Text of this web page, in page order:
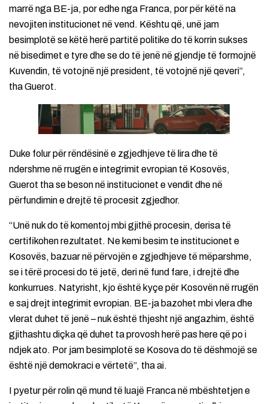
marrë nga BE-ja, por edhe nga Franca, por për këtë na
nevojiten institucionet në vend. Kështu që, unë jam
besimplotë se këtë herë partitë politike do të korrin sukses
në bisedimet e tyre dhe se do të jenë në gjendje të formojnë
Kuvendin, të votojnë një president, të votojnë një qeveri”,
tha Guerot.
Duke folur për rëndësinë e zgjedhjeve të lira dhe të
ndershme në rrugën e integrimit evropian të Kosovës,
Guerot tha se beson në institucionet e vendit dhe në
përfundimin e drejtë të procesit zgjedhor.
“Unë nuk do të komentoj mbi gjithë procesin, derisa të
certifikohen rezultatet. Ne kemi besim te institucionet e
Kosovës, bazuar në përvojën e zgjedhjeve të mëparshme,
se i tërë procesi do të jetë, deri në fund fare, i drejtë dhe
konkurrues. Natyrisht, kjo është kyçe për Kosovën në rrugën
e saj drejt integrimit evropian. BE-ja bazohet mbi vlera dhe
vlerat duhet të jenë – nuk është thjesht një angazhim, është
gjithashtu diçka që duhet ta provosh herë pas here që po i
ndjek ato. Por jam besimplotë se Kosova do të dëshmojë se
është një demokraci e vërtetë”, tha ai.
I pyetur për rolin që mund të luajë Franca në mbështetjen e